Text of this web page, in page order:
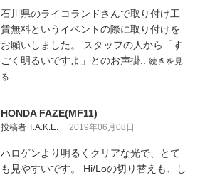
石川県のライコランドさんで取り付け工
賃無料というイベントの際に取り付けを
お願いしました。 スタッフの人から「す
ごく明るいですよ」とのお声掛.. 続きを見
る
HONDA FAZE(MF11)
投稿者 T.A.K.E. 2019年06月08日
ハロゲンより明るくクリアな光で、とて
も見やすいです。 Hi/Loの切り替えも、し